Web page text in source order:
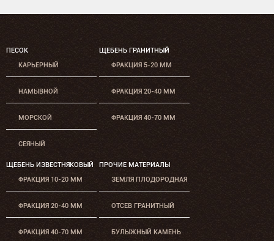
ПЕСОК
КАРЬЕРНЫЙ
НАМЫВНОЙ
МОРСКОЙ
СЕЯНЫЙ
ЩЕБЕНЬ ГРАНИТНЫЙ
ФРАКЦИЯ 5-20 ММ
ФРАКЦИЯ 20-40 ММ
ФРАКЦИЯ 40-70 ММ
ЩЕБЕНЬ ИЗВЕСТНЯКОВЫЙ
ФРАКЦИЯ 10-20 ММ
ФРАКЦИЯ 20-40 ММ
ФРАКЦИЯ 40-70 ММ
ПРОЧИЕ МАТЕРИАЛЫ
ЗЕМЛЯ ПЛОДОРОДНАЯ
ОТСЕВ ГРАНИТНЫЙ
БУЛЫЖНЫЙ КАМЕНЬ